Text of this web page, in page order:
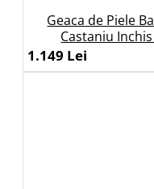
Geaca de Piele
Castaniu
1.149 Lei